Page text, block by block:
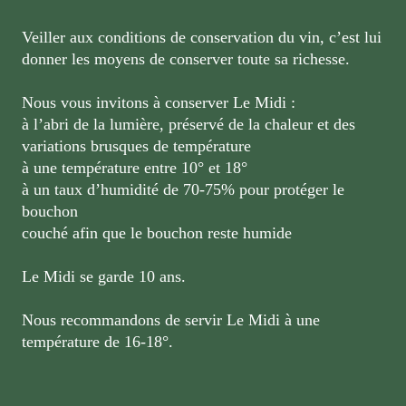
Veiller aux conditions de conservation du vin, c’est lui
donner les moyens de conserver toute sa richesse.
Nous vous invitons à conserver Le Midi :
à l’abri de la lumière, préservé de la chaleur et des
variations brusques de température
à une température entre 10° et 18°
à un taux d’humidité de 70-75% pour protéger le
bouchon
couché afin que le bouchon reste humide
Le Midi se garde 10 ans.
Nous recommandons de servir Le Midi à une
température de 16-18°.